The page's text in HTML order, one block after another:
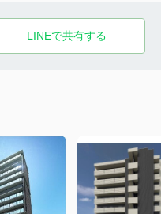
LINEで共有する